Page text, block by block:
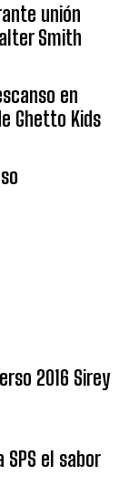
unión
Smith
en
Ghetto Kids
2016 Sirey
el sabor